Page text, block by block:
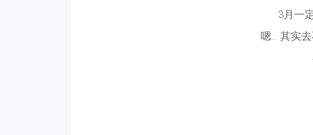
3月一
嗯… 其实